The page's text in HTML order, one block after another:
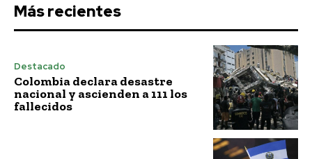
Más recientes
Destacado
Colombia declara desastre
nacional y ascienden a 111 los
fallecidos